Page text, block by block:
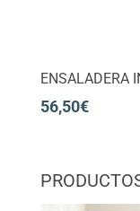
ENSALADERA
56,50€